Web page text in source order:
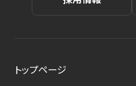
トップページ